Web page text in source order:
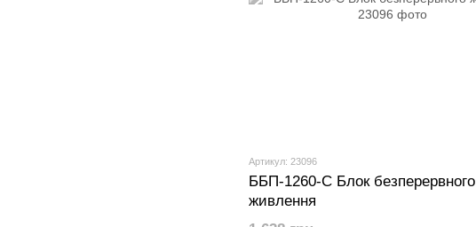
Артикул: 23096
ББП-1260-С Блок безперервного
живлення